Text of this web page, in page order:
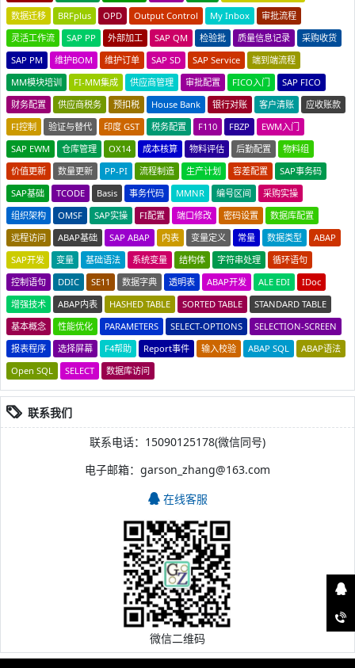
数据迁移
BRFplus OPD Output Control My Inbox
审批流程
灵活工作流
SAP PP 外部加工 SAP QM 检验批 质量信息记录
采购收货
SAP PM
维护BOM 维护订单 SAP SD SAP Service
端到端流程
MM模块培训
FI-MM集成 供应商管理 审批配置 FICO入门
SAP FICO
财务配置
供应商税务 预扣税 House Bank 银行对账 客户清账
应收账款
FI控制
验证与替代 印度 GST 税务配置 F110 FBZP
EWM入门
SAP EWM
仓库管理 OX14 成本核算 物料评估 后勤配置
物料组
价值更新
数量更新 PP-PI 流程制造 生产计划 容差配置
SAP事务码
SAP基础
TCODE Basis 事务代码 MMNR 编号区间
采购实操
组织架构
OMSF SAP实操 FI配置 端口修改 密码设置
数据库配置
远程访问
ABAP基础 SAP ABAP 内表 变量定义 常量 数据类型
ABAP
SAP开发
变量 基础语法 系统变量 结构体 字符串处理
循环语句
控制语句
DDIC SE11 数据字典 透明表 ABAP开发 ALE EDI
IDoc
增强技术
ABAP内表 HASHED TABLE SORTED TABLE
STANDARD TABLE
基本概念
性能优化 PARAMETERS SELECT-OPTIONS
SELECTION-SCREEN
报表程序
选择屏幕 F4帮助 Report事件 输入校验 ABAP SQL
ABAP语法
Open SQL
SELECT 数据库访问
联系我们
联系电话：15090125178(微信同号)
电子邮箱：garson_zhang@163.com
在线客服
微信二维码